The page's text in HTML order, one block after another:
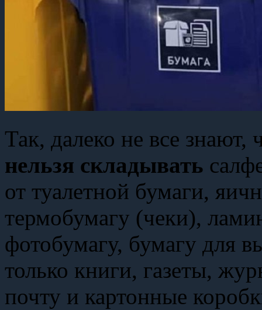
Так, далеко не все знают,
нельзя складывать
от туалетной бумаги,
термобумагу (чеки),
фотобумагу, бумагу для
только книги, газеты,
почту и картонные